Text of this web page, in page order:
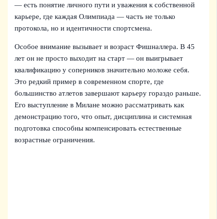
— есть понятие личного пути и уважения к собственной
карьере, где каждая Олимпиада — часть не только
протокола, но и идентичности спортсмена.
Особое внимание вызывает и возраст Фишналлера. В 45
лет он не просто выходит на старт — он выигрывает
квалификацию у соперников значительно моложе себя.
Это редкий пример в современном спорте, где
большинство атлетов завершают карьеру гораздо раньше.
Его выступление в Милане можно рассматривать как
демонстрацию того, что опыт, дисциплина и системная
подготовка способны компенсировать естественные
возрастные ограничения.